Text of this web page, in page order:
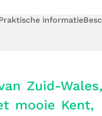
informatie
Zuid-Wales,
mooie Kent,